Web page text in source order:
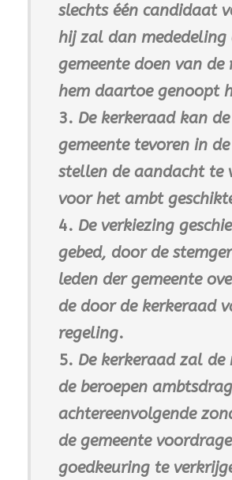
slechts één candidaat
hij zal dan mededeling
gemeente doen van de
hem daartoe genoopt
3. De kerkeraad kan
gemeente tevoren in
stellen de aandacht te
voor het ambt
4. De verkiezing
gebed, door de
leden der gemeente
de door de kerkeraad
regeling.
5. De kerkeraad zal de
de beroepen
achtereenvolgende
de gemeente
goedkeuring te